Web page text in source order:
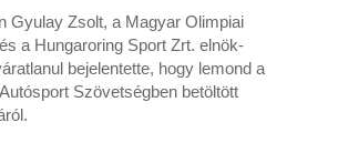
Gyulay Zsolt, a Magyar Olimpiai
a Hungaroring Sport Zrt. elnök-
bejelentette, hogy lemond a
Szövetségben betöltött